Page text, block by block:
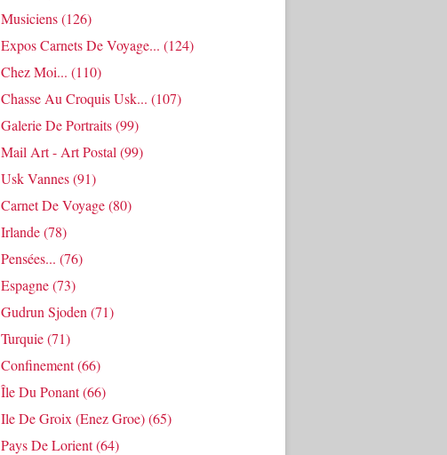
Musiciens(126)
Expos Carnets De Voyage... (124)
Chez Moi... (110)
Chasse Au Croquis Usk... (107)
Galerie De Portraits(99)
Mail Art - Art Postal (99)
Usk Vannes(91)
Carnet De Voyage(80)
Irlande(78)
Pensées... (76)
Espagne(73)
Gudrun Sjoden (71)
Turquie(71)
Confinement(66)
Île Du Ponant(66)
Ile De Groix (enez Groe)(65)
Pays De Lorient(64)